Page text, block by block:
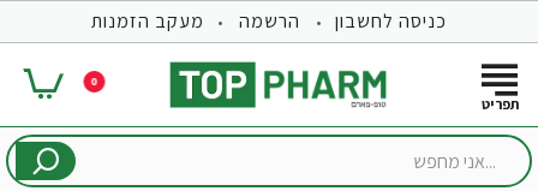
כניסה לחשבון הרשמה מעקב הזמנות
0
...אני